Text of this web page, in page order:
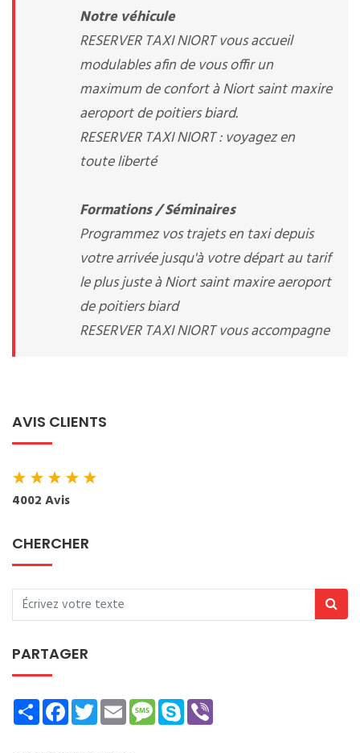
Notre véhicule
RESERVER TAXI NIORT vous accueil
modulables afin de vous offir un
maximum de confort à Niort saint maxire
aeroport de poitiers biard.
RESERVER TAXI NIORT : voyagez en
toute liberté
Formations / Séminaires
Programmez vos trajets en taxi depuis
votre arrivée jusqu'à votre départ au tarif
le plus juste à Niort saint maxire aeroport
de poitiers biard
RESERVER TAXI NIORT vous accompagne
AVIS CLIENTS
★★★★★
4002 Avis
CHERCHER
PARTAGER
ShareFacebookTwitterEmailMessage
Skype